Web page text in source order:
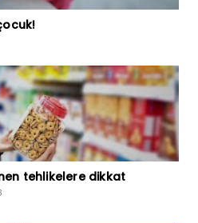
tehlikelere dikkat